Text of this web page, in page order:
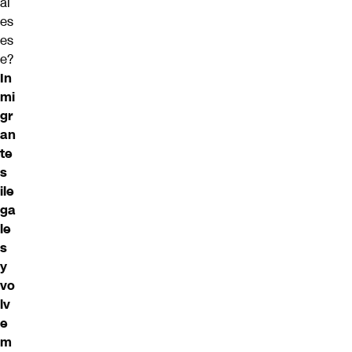
es
es
e?
In
mi
gr
an
te
s
ile
ga
le
s
y
vo
lv
e
m